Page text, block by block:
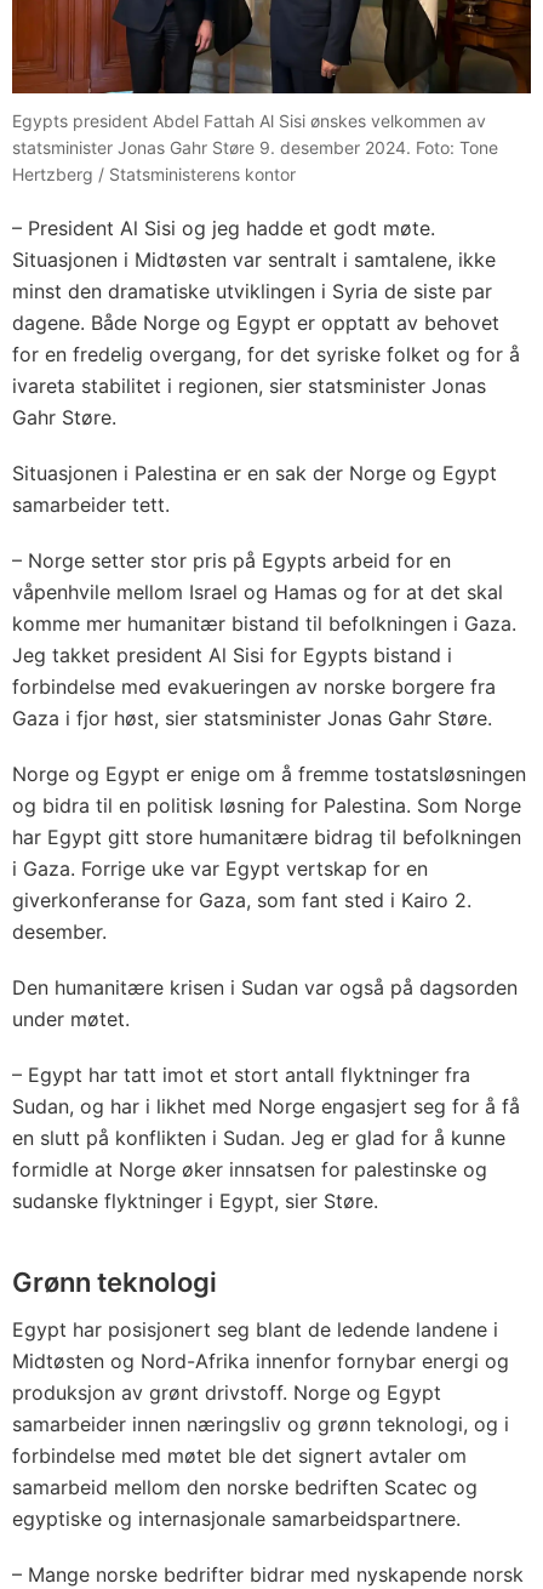
Egypts president Abdel Fattah Al Sisi ønskes velkommen av
statsminister Jonas Gahr Støre 9. desember 2024. Foto: Tone
Hertzberg / Statsministerens kontor
– President Al Sisi og jeg hadde et godt møte.
Situasjonen i Midtøsten var sentralt i samtalene, ikke
minst den dramatiske utviklingen i Syria de siste par
dagene. Både Norge og Egypt er opptatt av behovet
for en fredelig overgang, for det syriske folket og for å
ivareta stabilitet i regionen, sier statsminister Jonas
Gahr Støre.
Situasjonen i Palestina er en sak der Norge og Egypt
samarbeider tett.
– Norge setter stor pris på Egypts arbeid for en
våpenhvile mellom Israel og Hamas og for at det skal
komme mer humanitær bistand til befolkningen i Gaza.
Jeg takket president Al Sisi for Egypts bistand i
forbindelse med evakueringen av norske borgere fra
Gaza i fjor høst, sier statsminister Jonas Gahr Støre.
Norge og Egypt er enige om å fremme tostatsløsningen
og bidra til en politisk løsning for Palestina. Som Norge
har Egypt gitt store humanitære bidrag til befolkningen
i Gaza. Forrige uke var Egypt vertskap for en
giverkonferanse for Gaza, som fant sted i Kairo 2.
desember.
Den humanitære krisen i Sudan var også på dagsorden
under møtet.
– Egypt har tatt imot et stort antall flyktninger fra
Sudan, og har i likhet med Norge engasjert seg for å få
en slutt på konflikten i Sudan. Jeg er glad for å kunne
formidle at Norge øker innsatsen for palestinske og
sudanske flyktninger i Egypt, sier Støre.
Grønn teknologi
Egypt har posisjonert seg blant de ledende landene i
Midtøsten og Nord-Afrika innenfor fornybar energi og
produksjon av grønt drivstoff. Norge og Egypt
samarbeider innen næringsliv og grønn teknologi, og i
forbindelse med møtet ble det signert avtaler om
samarbeid mellom den norske bedriften Scatec og
egyptiske og internasjonale samarbeidspartnere.
– Mange norske bedrifter bidrar med nyskapende norsk